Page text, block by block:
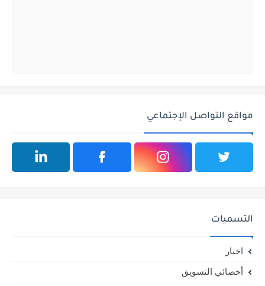
مواقع التواصل الإجتماعي
التسميات
اخبار
أخصائي التسويق